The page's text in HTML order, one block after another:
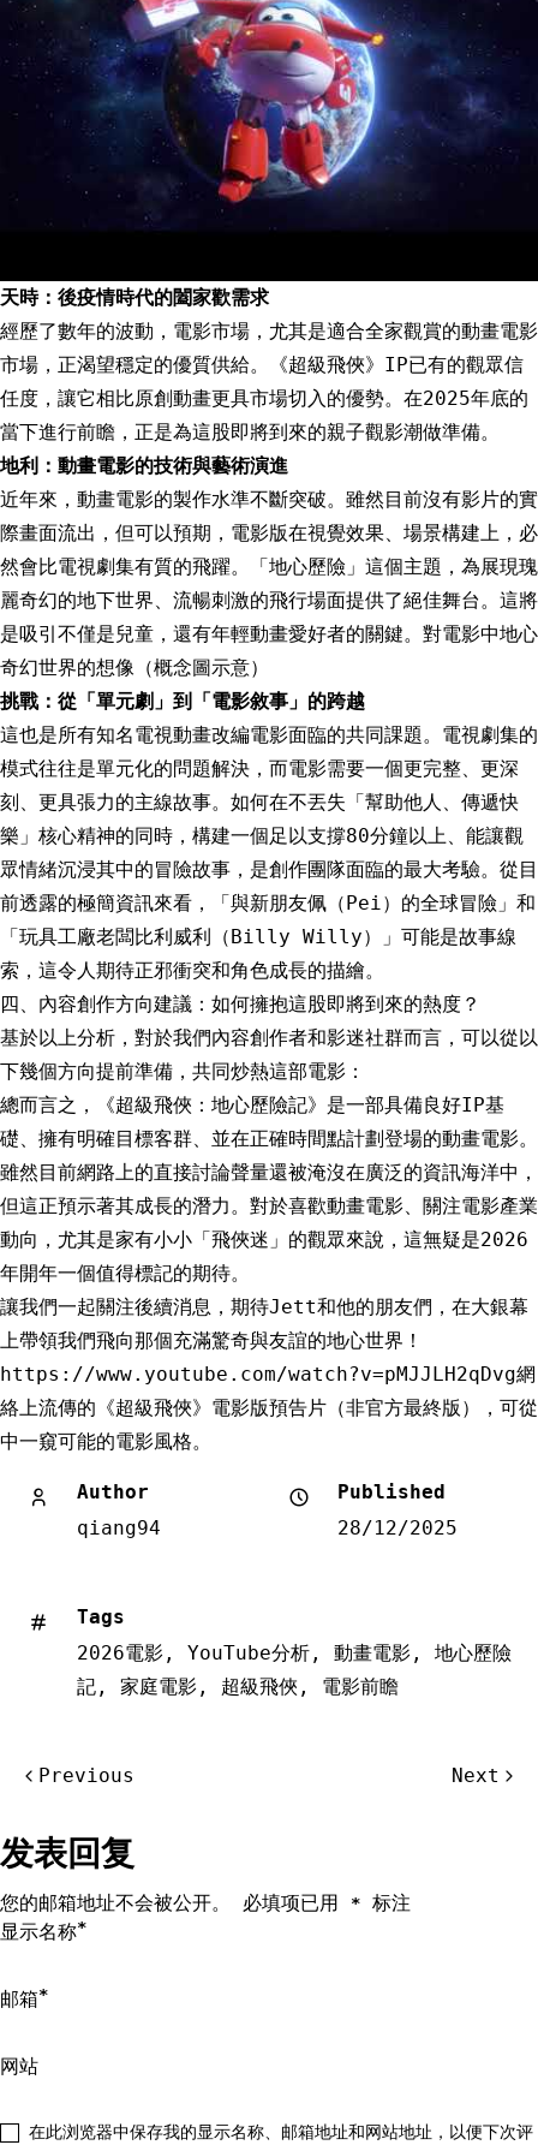
天時：後疫情時代的闔家歡需求
經歷了數年的波動，電影市場，尤其是適合全家觀賞的動畫電影
市場，正渴望穩定的優質供給。《超級飛俠》IP已有的觀眾信
任度，讓它相比原創動畫更具市場切入的優勢。在2025年底的
當下進行前瞻，正是為這股即將到來的親子觀影潮做準備。
地利：動畫電影的技術與藝術演進
近年來，動畫電影的製作水準不斷突破。雖然目前沒有影片的實
際畫面流出，但可以預期，電影版在視覺效果、場景構建上，必
然會比電視劇集有質的飛躍。「地心歷險」這個主題，為展現瑰
麗奇幻的地下世界、流暢刺激的飛行場面提供了絕佳舞台。這將
是吸引不僅是兒童，還有年輕動畫愛好者的關鍵。對電影中地心
奇幻世界的想像（概念圖示意）
挑戰：從「單元劇」到「電影敘事」的跨越
這也是所有知名電視動畫改編電影面臨的共同課題。電視劇集的
模式往往是單元化的問題解決，而電影需要一個更完整、更深
刻、更具張力的主線故事。如何在不丟失「幫助他人、傳遞快
樂」核心精神的同時，構建一個足以支撐80分鐘以上、能讓觀
眾情緒沉浸其中的冒險故事，是創作團隊面臨的最大考驗。從目
前透露的極簡資訊來看，「與新朋友佩（Pei）的全球冒險」和
「玩具工廠老闆比利威利（Billy Willy）」可能是故事線
索，這令人期待正邪衝突和角色成長的描繪。
四、內容創作方向建議：如何擁抱這股即將到來的熱度？
基於以上分析，對於我們內容創作者和影迷社群而言，可以從以
下幾個方向提前準備，共同炒熱這部電影：
總而言之，《超級飛俠：地心歷險記》是一部具備良好IP基
礎、擁有明確目標客群、並在正確時間點計劃登場的動畫電影。
雖然目前網路上的直接討論聲量還被淹沒在廣泛的資訊海洋中，
但這正預示著其成長的潛力。對於喜歡動畫電影、關注電影產業
動向，尤其是家有小小「飛俠迷」的觀眾來說，這無疑是2026
年開年一個值得標記的期待。
讓我們一起關注後續消息，期待Jett和他的朋友們，在大銀幕
上帶領我們飛向那個充滿驚奇與友誼的地心世界！
https://www.youtube.com/watch?v=pMJJLH2qDvg網
絡上流傳的《超級飛俠》電影版預告片（非官方最終版），可從
中一窺可能的電影風格。
Author
qiang94
Published
28/12/2025
Tags
2026電影 , YouTube分析 , 動畫電影 , 地心歷險
記 , 家庭電影 , 超級飛俠 , 電影前瞻
航
Previous Next
发表回复
您的邮箱地址不会被公开。 必填项已用 * 标注
显示名称*
邮箱*
网站
在此浏览器中保存我的显示名称、邮箱地址和网站地址，以便下次评